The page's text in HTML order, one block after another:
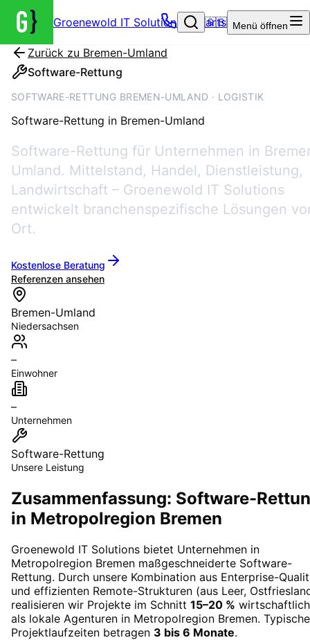
Groenewold IT Solutions – Startseite
🇬🇧 Menü öffnen
Zurück zu Bremen-Umland
Software-Rettung
SOFTWARE-RETTUNG BREMEN-UMLAND · LOGISTIK
Software-Rettung in Bremen-Umland
Software-Rettung für Unternehmen in
Umland. Mittelstand, Handel, Dienstleistung,
Landwirtschaft – Groenewold IT Solutions
entwickelt branchenspezifische Lösungen
Ort.
Kostenlose Beratung
Referenzen ansehen
Bremen-Umland
Niedersachsen
–
Einwohner
–
Unternehmen
Software-Rettung
Unsere Leistung
Zusammenfassung: Software-
in Metropolregion Bremen
Groenewold IT Solutions bietet Unternehmen in
Metropolregion Bremen maßgeschneiderte Software-
Rettung. Durch unsere Kombination aus Enterprise-
und effizienten Remote-Strukturen (aus Leer,
realisieren wir Projekte im Schnitt 15–20 %
als lokale Agenturen in Metropolregion Bremen. Typische
Projektlaufzeiten betragen 3 bis 6 Monate.